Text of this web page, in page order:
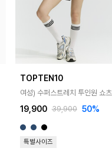
TOPTEN10
여성) 수퍼스트레치 투인원 쇼츠
19,900 39,900 50%
특별사이즈